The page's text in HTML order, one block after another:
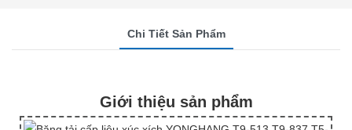
Chi Tiết Sản Phẩm
Giới thiệu sản phẩm